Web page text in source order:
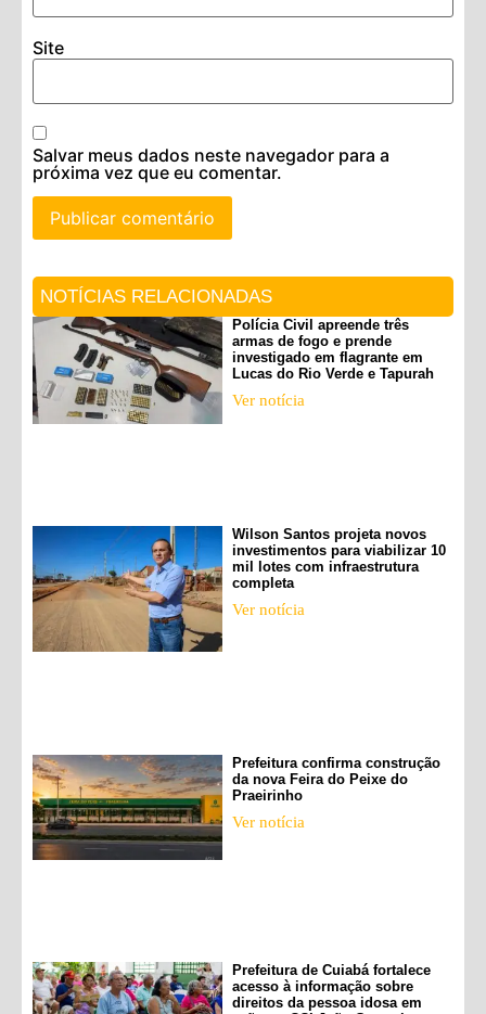
Site
Salvar meus dados neste navegador para a
próxima vez que eu comentar.
NOTÍCIAS RELACIONADAS
Polícia Civil apreende três
armas de fogo e prende
investigado em flagrante em
Lucas do Rio Verde e Tapurah
Ver notícia
Wilson Santos projeta novos
investimentos para viabilizar 10
mil lotes com infraestrutura
completa
Ver notícia
Prefeitura confirma construção
da nova Feira do Peixe do
Praeirinho
Ver notícia
Prefeitura de Cuiabá fortalece
acesso à informação sobre
direitos da pessoa idosa em